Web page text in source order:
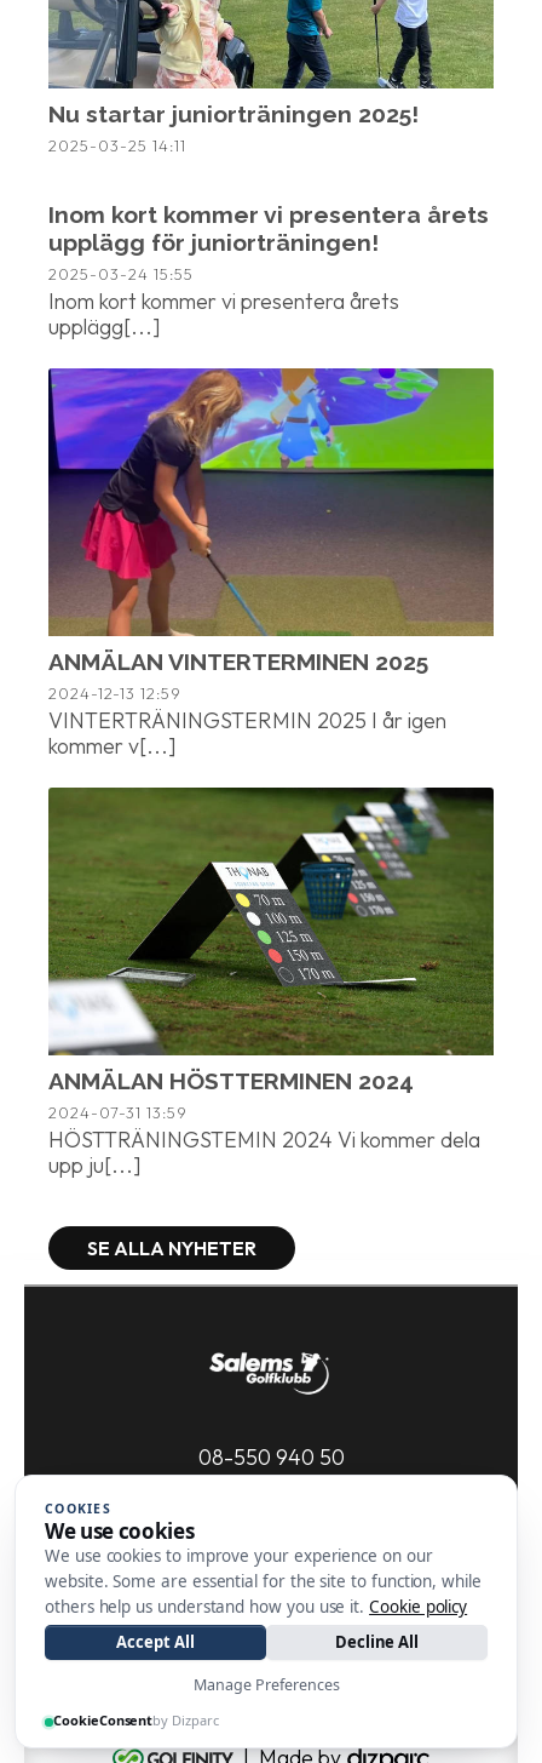
Nu startar juniorträningen 2025!
2025-03-25 14:11
Inom kort kommer vi presentera årets
upplägg för juniorträningen!
2025-03-24 15:55
Inom kort kommer vi presentera årets
upplägg[...]
ANMÄLAN VINTERTERMINEN 2025
2024-12-13 12:59
VINTERTRÄNINGSTERMIN 2025 I år igen
kommer v[...]
ANMÄLAN HÖSTTERMINEN 2024
2024-07-31 13:59
HÖSTTRÄNINGSTEMIN 2024 Vi kommer dela
upp ju[...]
SE ALLA NYHETER
08-550 940 50
Salems Golfklubb
Högantorpsvägen 100
152 95 SÖDERTÄLJE
| Made by
COOKIES
We use cookies
We use cookies to improve your experience on our
website. Some are essential for the site to function, while
others help us understand how you use it. Cookie policy
Accept All
Decline All
Manage Preferences
CookieConsentby Dizparc